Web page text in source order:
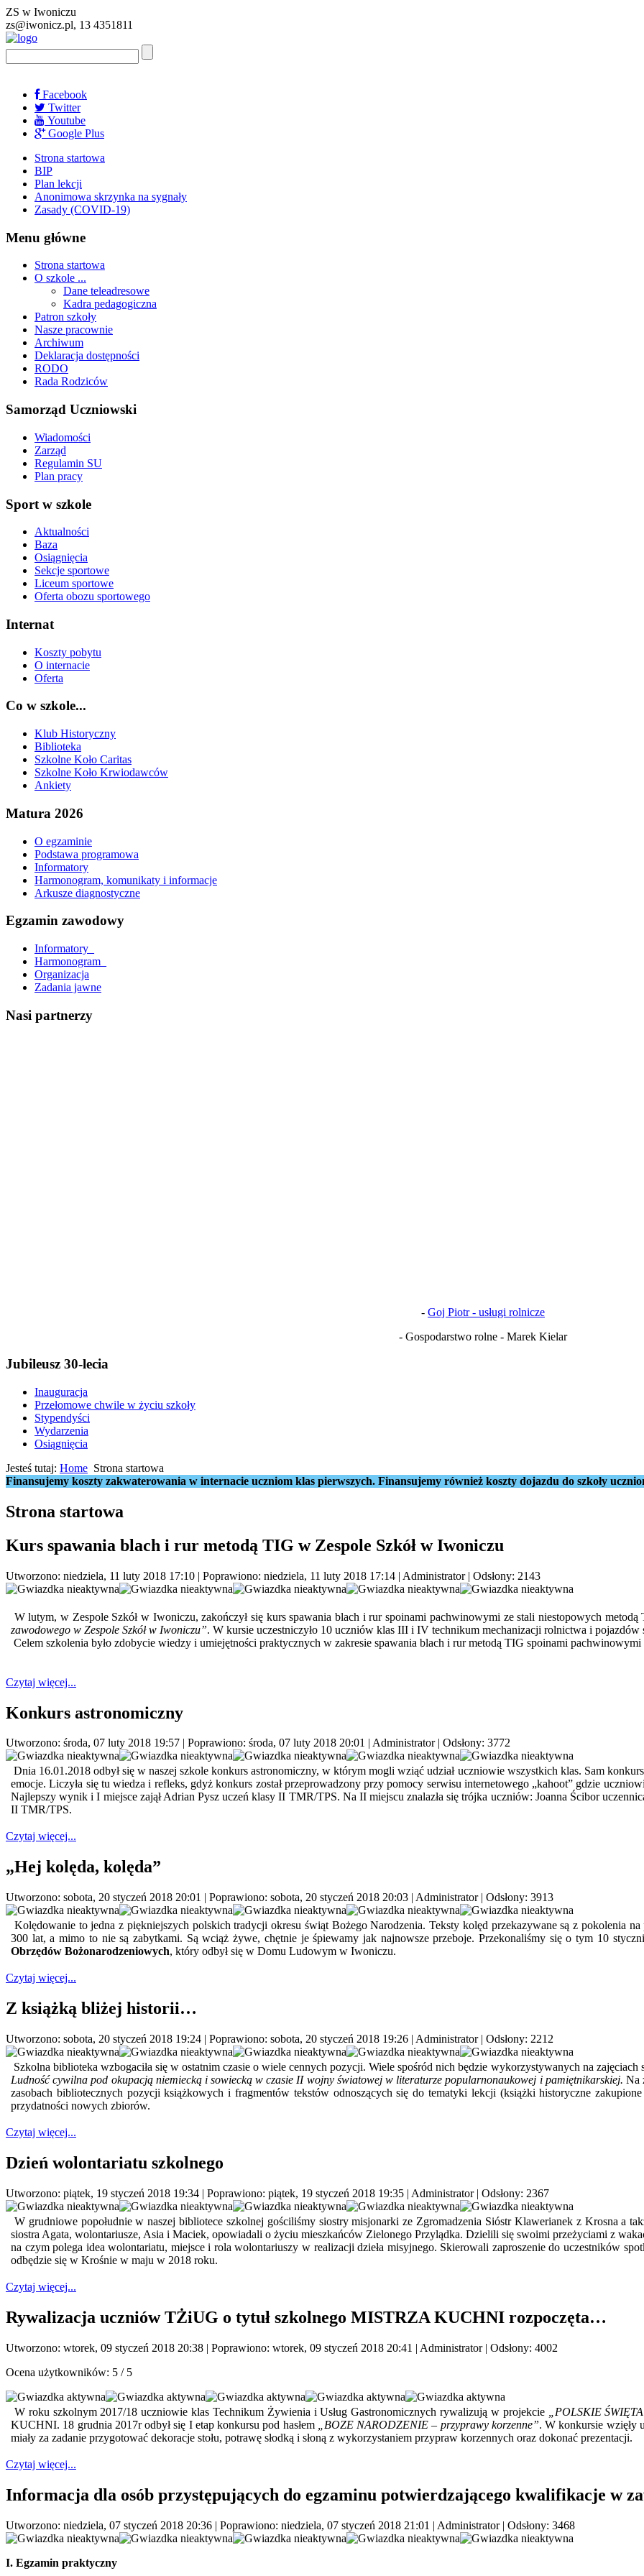
ZS w Iwoniczu
zs@iwonicz.pl, 13 4351811
Facebook
Twitter
Youtube
Google Plus
Strona startowa
BIP
Plan lekcji
Anonimowa skrzynka na sygnały
Zasady (COVID-19)
Menu główne
Strona startowa
O szkole ...
Dane teleadresowe
Kadra pedagogiczna
Patron szkoły
Nasze pracownie
Archiwum
Deklaracja dostępności
RODO
Rada Rodziców
Samorząd Uczniowski
Wiadomości
Zarząd
Regulamin SU
Plan pracy
Sport w szkole
Aktualności
Baza
Osiągnięcia
Sekcje sportowe
Liceum sportowe
Oferta obozu sportowego
Internat
Koszty pobytu
O internacie
Oferta
Co w szkole...
Klub Historyczny
Biblioteka
Szkolne Koło Caritas
Szkolne Koło Krwiodawców
Ankiety
Matura 2026
O egzaminie
Podstawa programowa
Informatory
Harmonogram, komunikaty i informacje
Arkusze diagnostyczne
Egzamin zawodowy
Informatory_
Harmonogram_
Organizacja
Zadania jawne
Nasi partnerzy
- Goj Piotr - usługi rolnicze
- Gospodarstwo rolne - Marek Kielar
Jubileusz 30-lecia
Inauguracja
Przełomowe chwile w życiu szkoły
Stypendyści
Wydarzenia
Osiągnięcia
Jesteś tutaj: Home Strona startowa
Finansujemy koszty zakwaterowania w internacie uczniom klas pierwszych. Finansujemy również koszty dojazdu do szkoły
Strona startowa
Kurs spawania blach i rur metodą TIG w Zespole Szkół w Iwoniczu
Utworzono: niedziela, 11 luty 2018 17:10 | Poprawiono: niedziela, 11 luty 2018 17:14 | Administrator| Odsłony: 2143
W lutym, w Zespole Szkół w Iwoniczu, zakończył się kurs spawania blach i rur spoinami pachwinowymi ze stali niestopowych
zawodowego w Zespole Szkół w Iwoniczu”. W kursie uczestniczyło 10 uczniów klas III i IV technikum mechanizacji rolnictwa i pojazdów
Celem szkolenia było zdobycie wiedzy i umiejętności praktycznych w zakresie spawania blach i rur metodą TIG spoinami
Czytaj więcej...
Konkurs astronomiczny
Utworzono: środa, 07 luty 2018 19:57 Poprawiono: środa, 07 luty 2018 20:01 Administrator| Odsłony: 3772
Dnia 16.01.2018 odbył się w naszej szkole konkurs astronomiczny, w którym mogli wziąć udział uczniowie wszystkich klas. Sam
emocje. Liczyła się tu wiedza i refleks, gdyż konkurs został przeprowadzony przy pomocy serwisu internetowego „kahoot” gdzie
Najlepszy wynik i I miejsce zajął Adrian Pysz uczeń klasy II TMR/TPS. Na II miejscu znalazła się trójka uczniów: Joanna Ścibor
II TMR/TPS.
Czytaj więcej...
„Hej kolęda, kolęda”
Utworzono: sobota, 20 styczeń 2018 20:01 | Poprawiono: sobota, 20 styczeń 2018 20:03 | Administrator| Odsłony: 3913
Kolędowanie to jedna z piękniejszych polskich tradycji okresu świąt Bożego Narodzenia. Teksty kolęd przekazywane są z pokolenia
300 lat, a mimo to nie są zabytkami. Są wciąż żywe, chętnie je śpiewamy jak najnowsze przeboje. Przekonaliśmy się o tym 10
Obrzędów Bożonarodzeniowych, który odbył się w Domu Ludowym w Iwoniczu.
Czytaj więcej...
Z książką bliżej historii…
Utworzono: sobota, 20 styczeń 2018 19:24 | Poprawiono: sobota, 20 styczeń 2018 19:26 | Administrator| Odsłony: 2212
Szkolna biblioteka wzbogaciła się w ostatnim czasie o wiele cennych pozycji. Wiele spośród nich będzie wykorzystywanych na
Ludność cywilna pod okupacją niemiecką i sowiecką w czasie II wojny światowej w literaturze popularnonaukowej i pamiętnikarskiej. Na
zasobach bibliotecznych pozycji książkowych i fragmentów tekstów odnoszących się do tematyki lekcji (książki historyczne
przydatności nowych zbiorów.
Czytaj więcej...
Dzień wolontariatu szkolnego
Utworzono: piątek, 19 styczeń 2018 19:34 | Poprawiono: piątek, 19 styczeń 2018 19:35 | Administrator| Odsłony: 2367
W grudniowe popołudnie w naszej bibliotece szkolnej gościliśmy siostry misjonarki ze Zgromadzenia Sióstr Klawerianek z Krosna a
siostra Agata, wolontariusze, Asia i Maciek, opowiadali o życiu mieszkańców Zielonego Przylądka. Dzielili się swoimi przeżyciami z
na czym polega idea wolontariatu, miejsce i rola wolontariuszy w realizacji dzieła misyjnego. Skierowali zaproszenie do uczestników
odbędzie się w Krośnie w maju w 2018 roku.
Czytaj więcej...
Rywalizacja uczniów TŻiUG o tytuł szkolnego MISTRZA KUCHNI rozpoczęta…
Utworzono: wtorek, 09 styczeń 2018 20:38 | Poprawiono: wtorek, 09 styczeń 2018 20:41 | Administrator| Odsłony: 4002
Ocena użytkowników: 5 / 5
W roku szkolnym 2017/18 uczniowie klas Technikum Żywienia i Usług Gastronomicznych rywalizują w projekcie „POLSKIE
KUCHNI. 18 grudnia 2017r odbył się I etap konkursu pod hasłem
„BOZE NARODZENIE – przyprawy korzenne”. W konkursie wzięły
miały za zadanie przygotować dekoracje stołu, potrawę słodką i słoną z wykorzystaniem przypraw korzennych oraz dokonać prezentacji.
Czytaj więcej...
Informacja dla osób przystępujących do egzaminu potwierdzającego kwalifikacje w
Utworzono: niedziela, 07 styczeń 2018 20:36 | Poprawiono: niedziela, 07 styczeń 2018 21:01 | Administrator| Odsłony: 3468
I. Egzamin praktyczny